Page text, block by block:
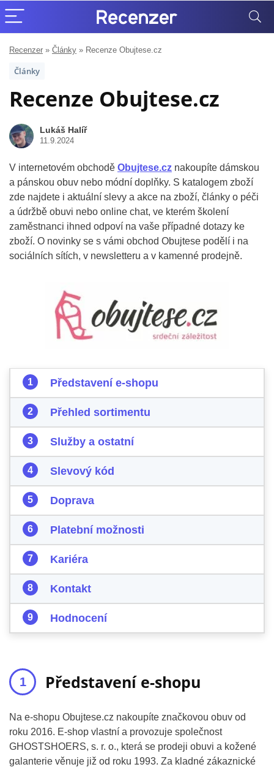
Recenzer » Články » Recenze Obujtese.cz
Články
Recenze Obujtese.cz
Lukáš Halíř
11.9.2024
V internetovém obchodě Obujtese.cz nakoupíte dámskou
a pánskou obuv nebo módní doplňky. S katalogem zboží
zde najdete i aktuální slevy a akce na zboží, články o péči
a údržbě obuvi nebo online chat, ve kterém školení
zaměstnanci ihned odpoví na vaše případné dotazy ke
zboží. O novinky se s vámi obchod Obujtese podělí i na
sociálních sítích, v newsletteru a v kamenné prodejně.
Představení e-shopu
Přehled sortimentu
Služby a ostatní
Slevový kód
Doprava
Platební možnosti
Kariéra
Kontakt
Hodnocení
Představení e-shopu
Na e-shopu Obujtese.cz nakoupíte značkovou obuv od
roku 2016. E-shop vlastní a provozuje společnost
GHOSTSHOERS, s. r. o., která se prodeji obuvi a kožené
galanterie věnuje již od roku 1993. Za kladné zákaznické